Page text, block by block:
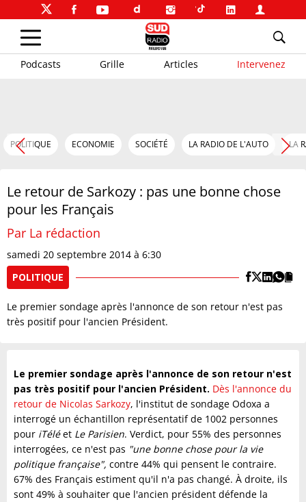
Podcasts Grille Articles Intervenez
POLITIQUE ECONOMIE SOCIÉTÉ LA RADIO DE L'AUTO LA
Le retour de Sarkozy : pas une bonne chose
pour les Français
Par La rédaction
samedi 20 septembre 2014 à 6:30
POLITIQUE
Le premier sondage après l'annonce de son retour n'est pas
très positif pour l'ancien Président.
Le premier sondage après l'annonce de son retour n'est
pas très positif pour l'ancien Président. Dès l'annonce du
retour de Nicolas Sarkozy, l'institut de sondage Odoxa a
interrogé un échantillon représentatif de 1002 personnes
pour iTéléet Le Parisien. Verdict, pour 55% des personnes
interrogées, ce n'est pas "une bonne chose pour la vie
politique française", contre 44% qui pensent le contraire.
67% des Français estiment qu'il n'a pas changé. À droite, ils
sont 49% à souhaiter que l'ancien président défende la